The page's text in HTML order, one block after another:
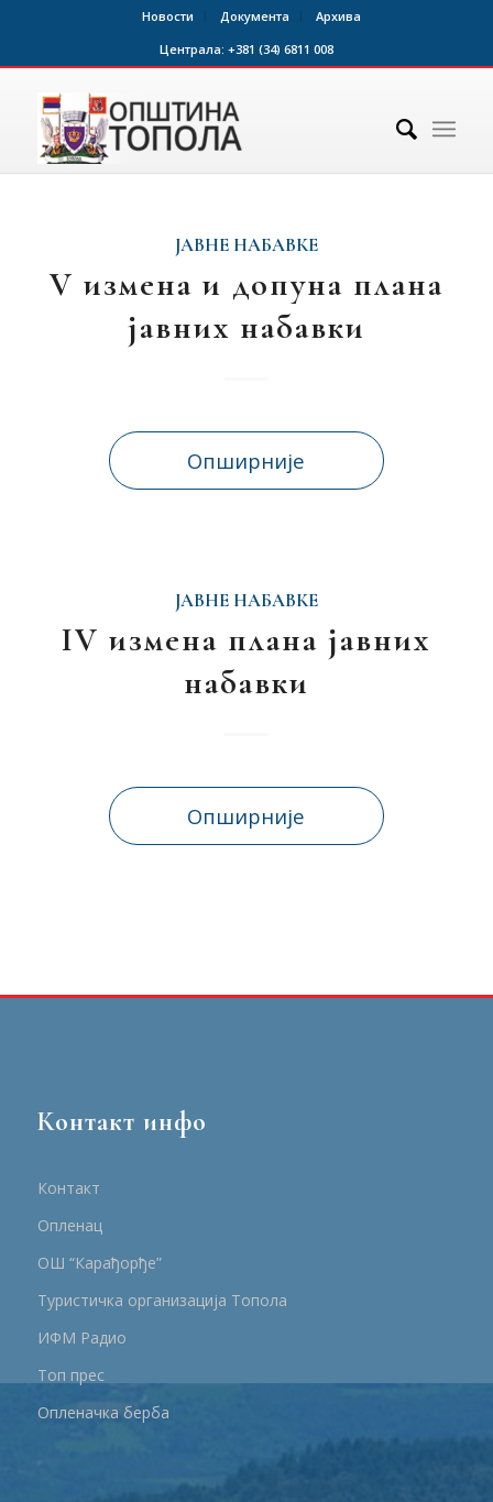
Новости Документа
Архива
Централа: +381 (34) 6811 008
ЈАВНЕ НАБАВКЕ
V измена и допуна плана
јавних набавки
Опширније
ЈАВНЕ НАБАВКЕ
IV измена плана јавних
набавки
Опширније
Контакт инфо
Контакт
Опленац
ОШ “Карађорђе”
Туристичка организација Топола
ИФМ Радио
Топ прес
Опленачка берба